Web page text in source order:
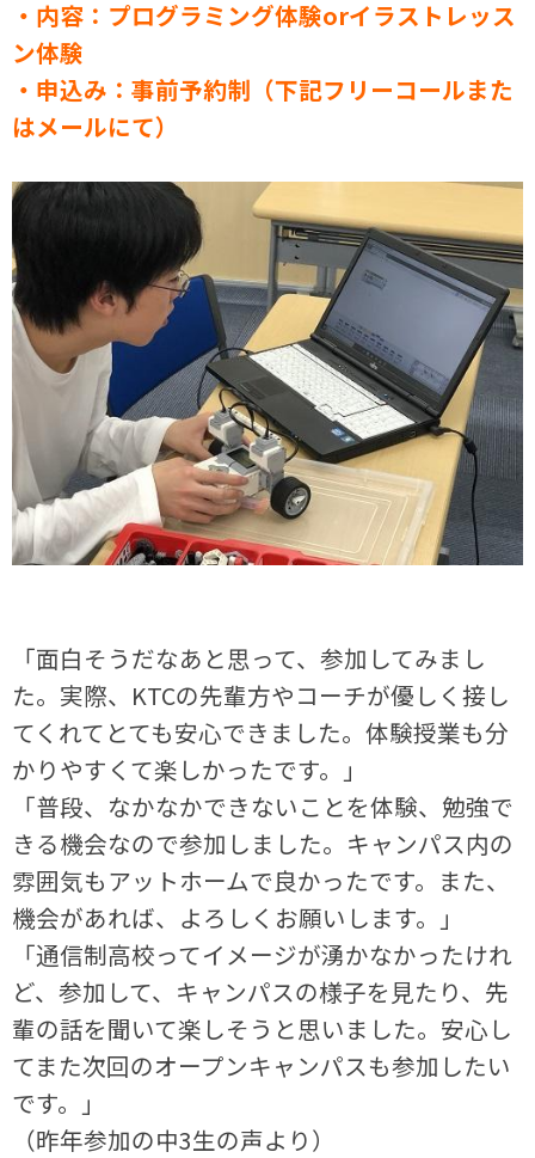
・内容：プログラミング体験orイラストレッス
ン体験
・申込み：事前予約制（下記フリーコールまた
はメールにて）
「面白そうだなあと思って、参加してみまし
た。実際、KTCの先輩方やコーチが優しく接し
てくれてとても安心できました。体験授業も分
かりやすくて楽しかったです。」
「普段、なかなかできないことを体験、勉強で
きる機会なので参加しました。キャンパス内の
雰囲気もアットホームで良かったです。また、
機会があれば、よろしくお願いします。」
「通信制高校ってイメージが湧かなかったけれ
ど、参加して、キャンパスの様子を見たり、先
輩の話を聞いて楽しそうと思いました。安心し
てまた次回のオープンキャンパスも参加したい
です。」
（昨年参加の中3生の声より）